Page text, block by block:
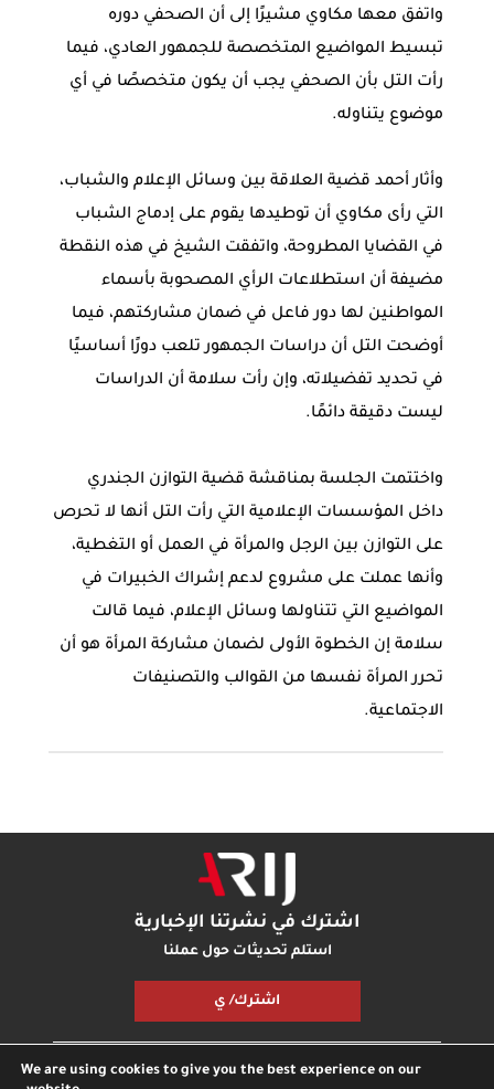
واتفق معها مكاوي مشيرًا إلى أن الصحفي دوره
تبسيط المواضيع المتخصصة للجمهور العادي، فيما
رأت التل بأن الصحفي يجب أن يكون متخصصًا في أي
موضوع يتناوله.
وأثار أحمد قضية العلاقة بين وسائل الإعلام والشباب،
التي رأى مكاوي أن توطيدها يقوم على إدماج الشباب
في القضايا المطروحة، واتفقت الشيخ في هذه النقطة
مضيفة أن استطلاعات الرأي المصحوبة بأسماء
المواطنين لها دور فاعل في ضمان مشاركتهم، فيما
أوضحت التل أن دراسات الجمهور تلعب دورًا أساسيًا
في تحديد تفضيلاته، وإن رأت سلامة أن الدراسات
ليست دقيقة دائمًا.
واختتمت الجلسة بمناقشة قضية التوازن الجندري
داخل المؤسسات الإعلامية التي رأت التل أنها لا تحرص
على التوازن بين الرجل والمرأة في العمل أو التغطية،
وأنها عملت على مشروع لدعم إشراك الخبيرات في
المواضيع التي تتناولها وسائل الإعلام، فيما قالت
سلامة إن الخطوة الأولى لضمان مشاركة المرأة هو أن
تحرر المرأة نفسها من القوالب والتصنيفات
الاجتماعية.
اشترك في نشرتنا الإخبارية
استلم تحديثات حول عملنا
اشترك/ ي
مكتبة أريجبودكاست أريجاتصل بناشارك معنا
We are using cookies to give you the best experience on our